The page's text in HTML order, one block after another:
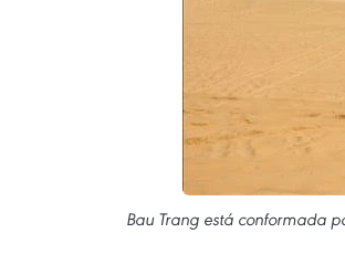
Bau Trang está conformada